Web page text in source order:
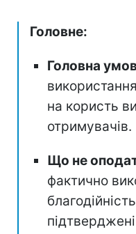
Головне:
Головна
на користь
отримувачів.
Що не
фактично